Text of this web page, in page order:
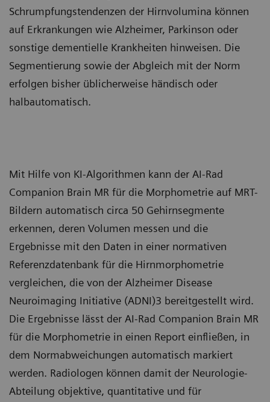
Schrumpfungstendenzen der Hirnvolumina können
auf Erkrankungen wie Alzheimer, Parkinson oder
sonstige dementielle Krankheiten hinweisen. Die
Segmentierung sowie der Abgleich mit der Norm
erfolgen bisher üblicherweise händisch oder
halbautomatisch.
Mit Hilfe von KI-Algorithmen kann der AI-Rad
Companion Brain MR für die Morphometrie auf MRT-
Bildern automatisch circa 50 Gehirnsegmente
erkennen, deren Volumen messen und die
Ergebnisse mit den Daten in einer normativen
Referenzdatenbank für die Hirnmorphometrie
vergleichen, die von der Alzheimer Disease
Neuroimaging Initiative (ADNI)3 bereitgestellt wird.
Die Ergebnisse lässt der AI-Rad Companion Brain MR
für die Morphometrie in einen Report einfließen, in
dem Normabweichungen automatisch markiert
werden. Radiologen können damit der Neurologie-
Abteilung objektive, quantitative und für